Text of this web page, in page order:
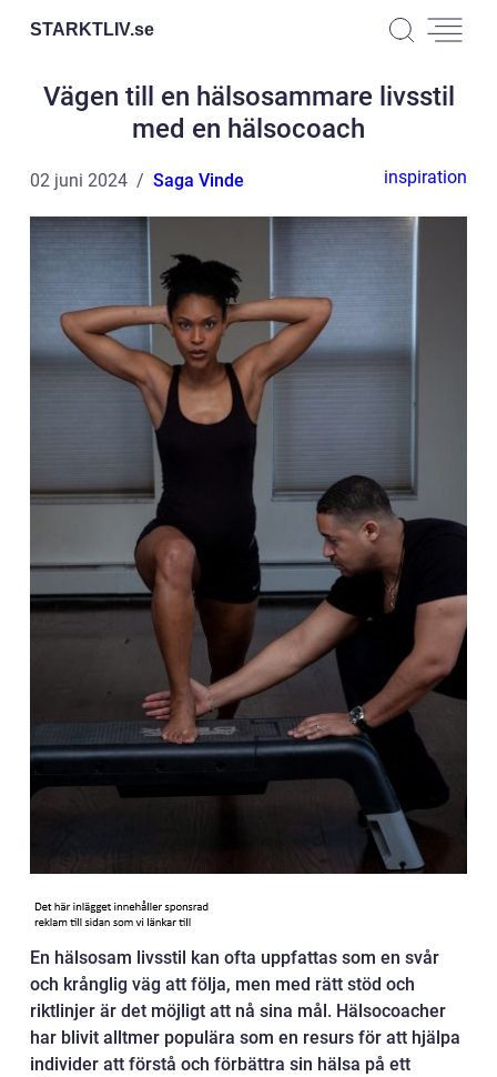
STARKTLIV.se
Vägen till en hälsosammare livsstil
med en hälsocoach
02 juni 2024 Saga Vinde inspiration
En hälsosam livsstil kan ofta uppfattas som en svår
och krånglig väg att följa, men med rätt stöd och
riktlinjer är det möjligt att nå sina mål. Hälsocoacher
har blivit alltmer populära som en resurs för att hjälpa
individer att förstå och förbättra sin hälsa på ett